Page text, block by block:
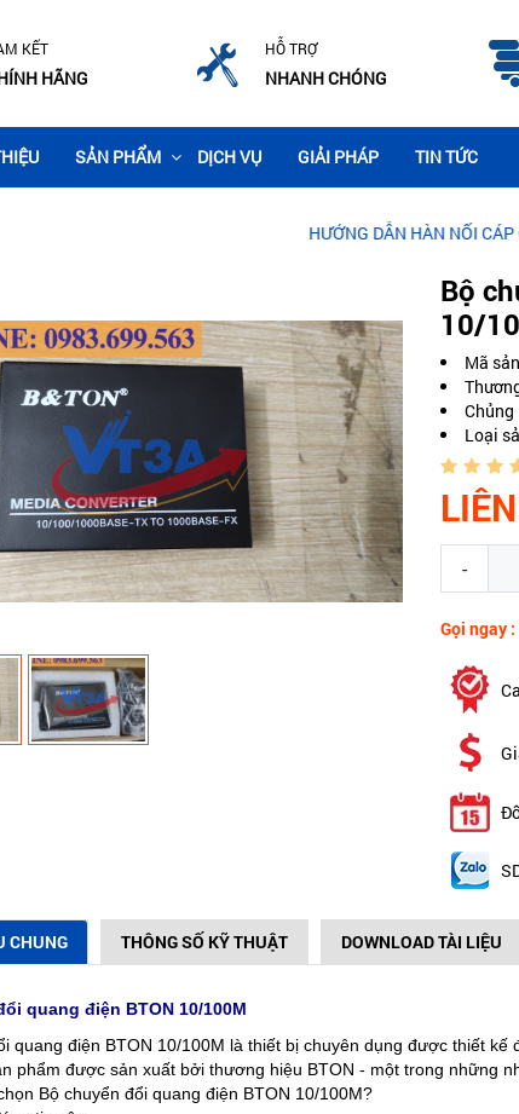
KẾT
HÃNG
HỖ TRỢ
NHANH CHÓNG
SẢN PHẨM DỊCH VỤ GIẢI PHÁP TIN TỨC
HƯỚNG DẪN HÀN NỐI CÁP QUANG
Bộ
10/
Mã
Loại
-
Gọi ngay
CHUNG THÔNG SỐ KỸ THUẬT DOWNLOAD TÀI LIỆU
quang điện BTON 10/100M
quang điện BTON 10/100M là thiết bị chuyên dụng được thiết
phẩm được sản xuất bởi thương hiệu BTON - một trong những
Bộ chuyển đổi quang điện BTON 10/100M?